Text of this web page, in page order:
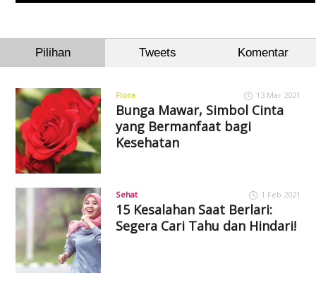
Pilihan Tweets Komentar
Flora 13 Mar 2021
Bunga Mawar, Simbol Cinta
yang Bermanfaat bagi
Kesehatan
Sehat 1 Feb 2021
15 Kesalahan Saat Berlari:
Segera Cari Tahu dan Hindari!